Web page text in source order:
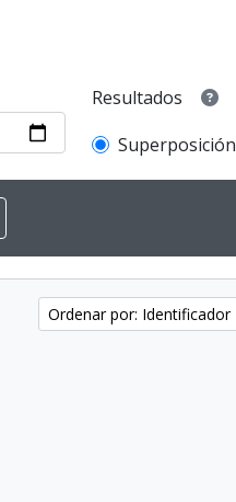
Resultados
Superposición
Ordenar por: Identificador